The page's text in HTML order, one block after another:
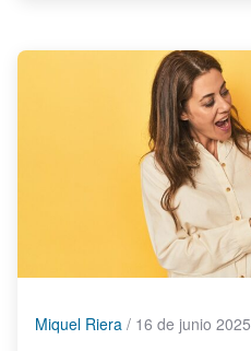
Miquel Riera / 16 de junio 2025